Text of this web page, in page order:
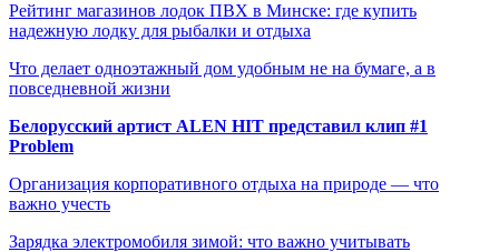
Рейтинг магазинов лодок ПВХ в Минске: где купить
надежную лодку для рыбалки и отдыха
Что делает одноэтажный дом удобным не на бумаге, а в
повседневной жизни
Белорусский артист ALEN HIT представил клип #1
Problem
Организация корпоративного отдыха на природе — что
важно учесть
Зарядка электромобиля зимой: что важно учитывать